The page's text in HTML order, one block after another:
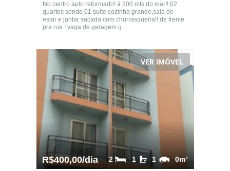
No centro apto reformado! á 300 mts do mar!! 02
quartos sendo 01 suite cozinha grande,sala de
estar e jantar sacada com churrasqueira!! de frente
pra rua ! vaga de garagem g...
VER IMÓVEL
R$400,00/dia 0m²
1
1
2